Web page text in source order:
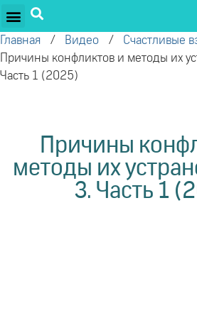
Главная / Видео / Счастливые
Причины конфликтов и методы их
Часть 1 (2025)
Причины
методы их
3. Часть 1